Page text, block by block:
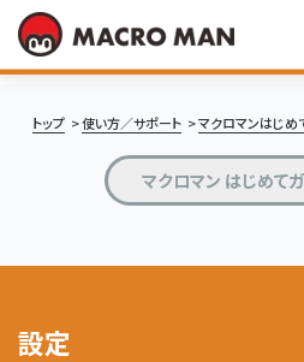
トップ 使い方／サポート マクロマンはじめ
マクロマン はじめて
設定